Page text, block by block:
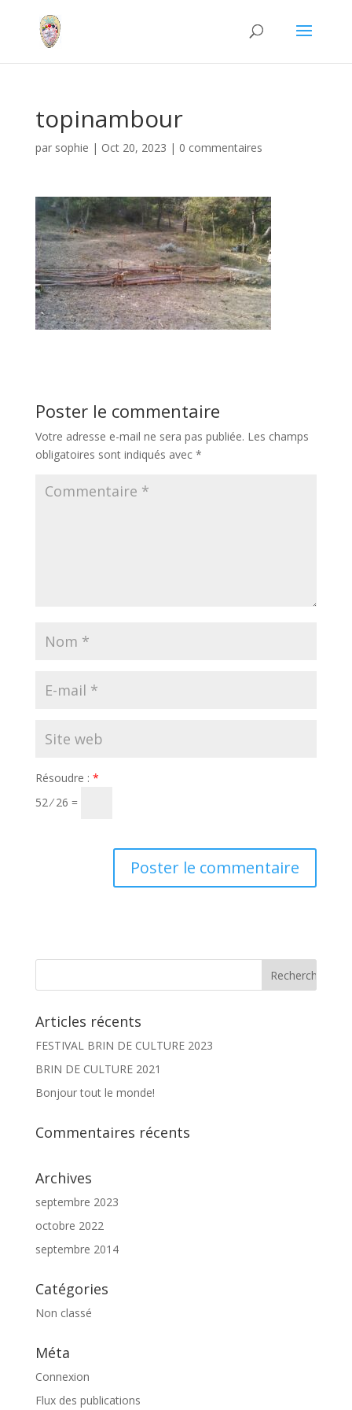
topinambour
par sophie | Oct 20, 2023 | 0 commentaires
Poster le commentaire
Votre adresse e-mail ne sera pas publiée. Les champs
obligatoires sont indiqués avec *
Résoudre : *
52 ⁄ 26 =
Articles récents
FESTIVAL BRIN DE CULTURE 2023
BRIN DE CULTURE 2021
Bonjour tout le monde!
Commentaires récents
Archives
septembre 2023
octobre 2022
septembre 2014
Catégories
Non classé
Méta
Connexion
Flux des publications